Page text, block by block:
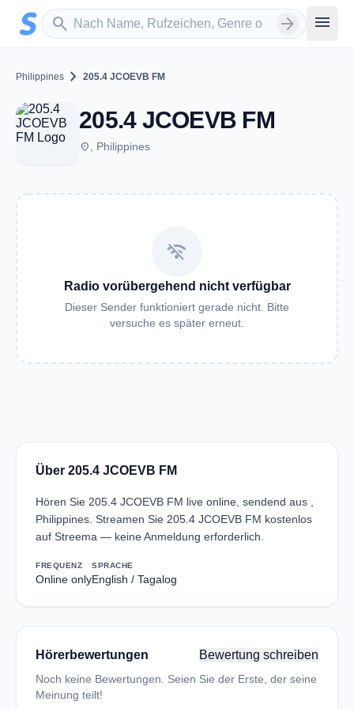
Zum Hauptinhalt springen
search
Sender suchen arrow_forward menu
Philippines chevron_right 205.4 JCOEVB FM
205.4 JCOEVB FM
place , Philippines
wifi_off
Radio vorübergehend nicht verfügbar
Dieser Sender funktioniert gerade nicht. Bitte
versuche es später erneut.
Über 205.4 JCOEVB FM
Hören Sie 205.4 JCOEVB FM live online, sendend aus ,
Philippines. Streamen Sie 205.4 JCOEVB FM kostenlos
auf Streema — keine Anmeldung erforderlich.
FREQUENZ
Online only
SPRACHE
English / Tagalog
Hörerbewertungen Bewertung schreiben
Noch keine Bewertungen. Seien Sie der Erste, der seine
Meinung teilt!